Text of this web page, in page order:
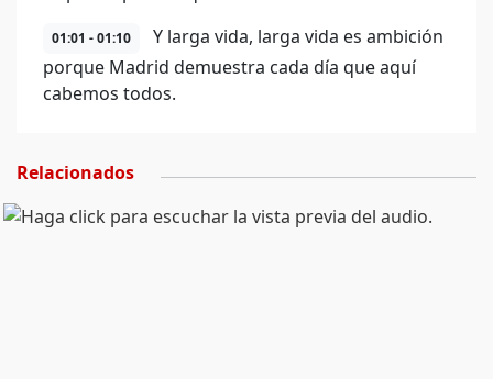
01:01 - 01:10
Y larga vida, larga vida es ambición
porque Madrid demuestra cada día que aquí
cabemos todos.
Relacionados